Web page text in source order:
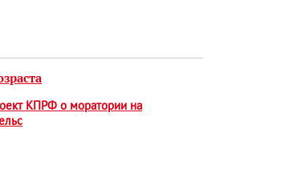
КПРФ о моратории на